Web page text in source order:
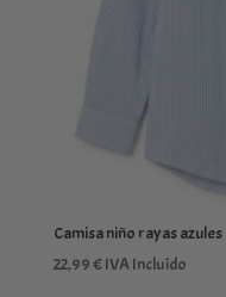
Camisa niño rayas azules
22,99€IVA Incluído